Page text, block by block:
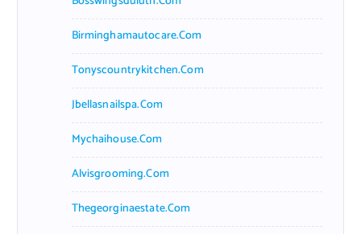
Birminghamautocare.com
Tonyscountrykitchen.com
Jbellasnailspa.com
Mychaihouse.com
Alvisgrooming.com
Thegeorginaestate.com